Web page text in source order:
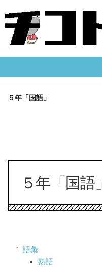
to
content
５年「国語」
５年「国語」
語彙
熟語